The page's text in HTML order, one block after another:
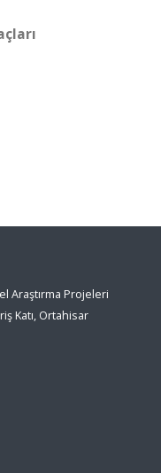
Araştırma Projeleri
Katı, Ortahisar